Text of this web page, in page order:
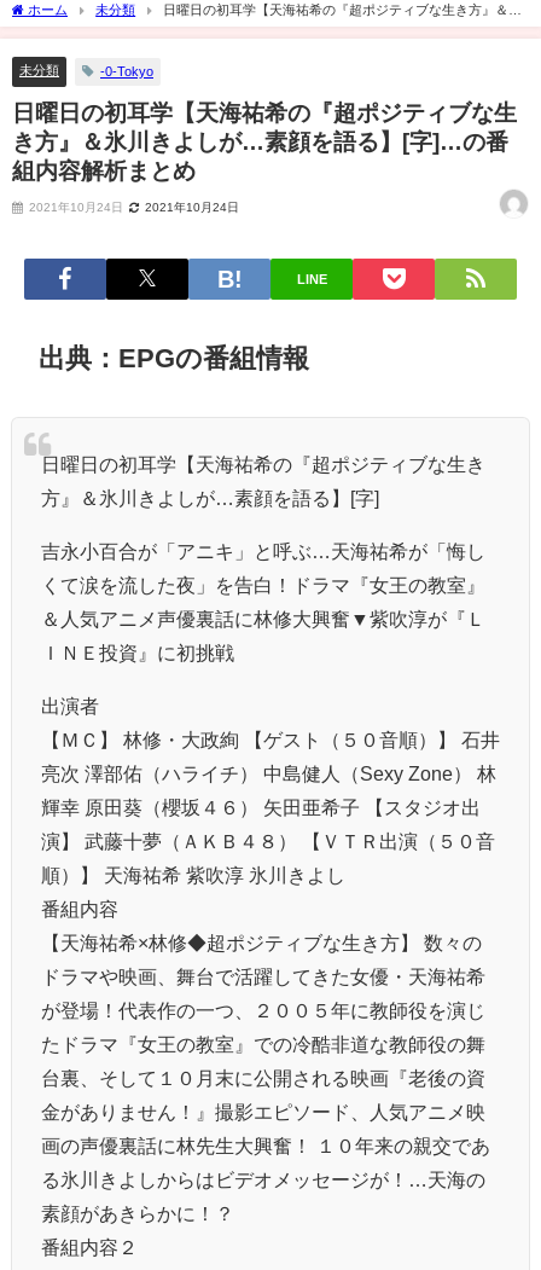
ホーム 未分類
日曜日の初耳学【天海祐希の『超ポジティブな生き方』＆氷
川きよしが…素顔を語る】[字]…の番組内容解析まとめ
未分類 -0-Tokyo
日曜日の初耳学【天海祐希の『超ポジティブな生
き方』＆氷川きよしが…素顔を語る】[字]…の番
組内容解析まとめ
2021年10月24日 2021年10月24日
LINE
出典：EPGの番組情報
日曜日の初耳学【天海祐希の『超ポジティブな生き
方』＆氷川きよしが…素顔を語る】[字]
吉永小百合が「アニキ」と呼ぶ…天海祐希が「悔し
くて涙を流した夜」を告白！ドラマ『女王の教室』
＆人気アニメ声優裏話に林修大興奮▼紫吹淳が『Ｌ
ＩＮＥ投資』に初挑戦
出演者
【ＭＣ】 林修・大政絢 【ゲスト（５０音順）】 石井
亮次 澤部佑（ハライチ） 中島健人（Sexy Zone） 林
輝幸 原田葵（櫻坂４６） 矢田亜希子 【スタジオ出
演】 武藤十夢（ＡＫＢ４８） 【ＶＴＲ出演（５０音
順）】 天海祐希 紫吹淳 氷川きよし
番組内容
【天海祐希×林修◆超ポジティブな生き方】 数々の
ドラマや映画、舞台で活躍してきた女優・天海祐希
が登場！代表作の一つ、２００５年に教師役を演じ
たドラマ『女王の教室』での冷酷非道な教師役の舞
台裏、そして１０月末に公開される映画『老後の資
金がありません！』撮影エピソード、人気アニメ映
画の声優裏話に林先生大興奮！ １０年来の親交であ
る氷川きよしからはビデオメッセージが！…天海の
素顔があきらかに！？
番組内容２